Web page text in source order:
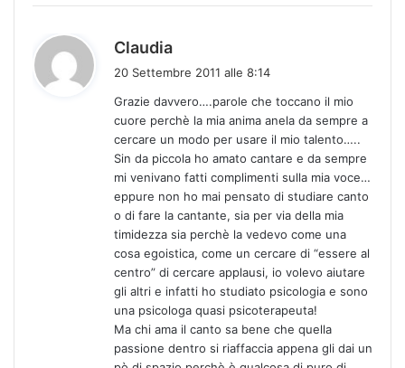
Claudia
e
t
t
20 Settembre 2011 alle 8:14
Grazie davvero….parole che toccano il mio
cuore perchè la mia anima anela da sempre a
cercare un modo per usare il mio talento…..
Sin da piccola ho amato cantare e da sempre
mi venivano fatti complimenti sulla mia voce…
eppure non ho mai pensato di studiare canto
o di fare la cantante, sia per via della mia
timidezza sia perchè la vedevo come una
cosa egoistica, come un cercare di “essere al
centro” di cercare applausi, io volevo aiutare
gli altri e infatti ho studiato psicologia e sono
una psicologa quasi psicoterapeuta!
Ma chi ama il canto sa bene che quella
passione dentro si riaffaccia appena gli dai un